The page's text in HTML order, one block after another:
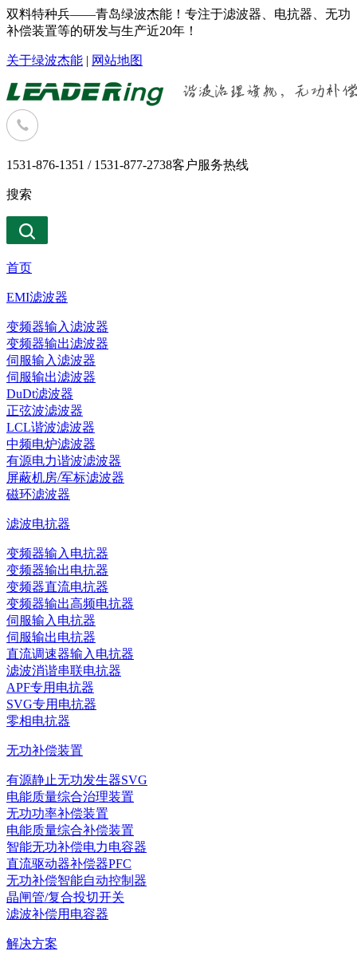
双料特种兵——青岛绿波杰能！专注于滤波器、电抗器、无功
补偿装置等的研发与生产近20年！
关于绿波杰能 | 网站地图
1531-876-1351 / 1531-877-2738客户服务热线
搜索
首页
EMI滤波器
变频器输入滤波器
变频器输出滤波器
伺服输入滤波器
伺服输出滤波器
DuDt滤波器
正弦波滤波器
LCL谐波滤波器
中频电炉滤波器
有源电力谐波滤波器
屏蔽机房/军标滤波器
磁环滤波器
滤波电抗器
变频器输入电抗器
变频器输出电抗器
变频器直流电抗器
变频器输出高频电抗器
伺服输入电抗器
伺服输出电抗器
直流调速器输入电抗器
滤波消谐串联电抗器
APF专用电抗器
SVG专用电抗器
零相电抗器
无功补偿装置
有源静止无功发生器SVG
电能质量综合治理装置
无功功率补偿装置
电能质量综合补偿装置
智能无功补偿电力电容器
直流驱动器补偿器PFC
无功补偿智能自动控制器
晶闸管/复合投切开关
滤波补偿用电容器
解决方案